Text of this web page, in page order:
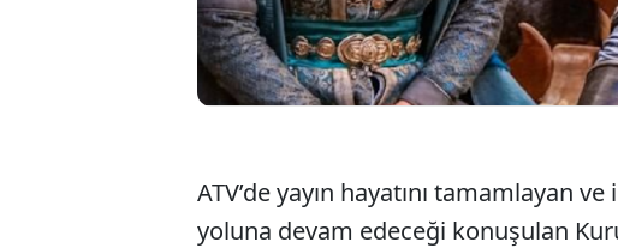
ATV’de yayın hayatını tamamlayan
yoluna devam edeceği konuşulan